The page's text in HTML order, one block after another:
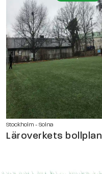
Stockholm - Solna
Läroverkets bollplan